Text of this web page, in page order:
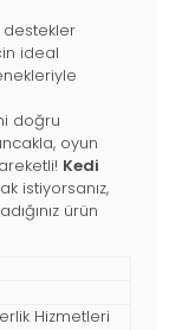
destekler
ideal
doğru
oyun
Kedi
istiyorsanız,
ürün
Hizmetleri